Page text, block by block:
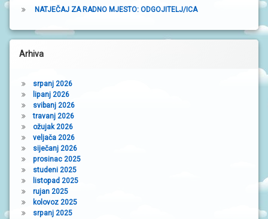
NATJEČAJ ZA RADNO MJESTO: ODGOJITELJ/ICA
Arhiva
srpanj 2026
lipanj 2026
svibanj 2026
travanj 2026
ožujak 2026
veljača 2026
siječanj 2026
prosinac 2025
studeni 2025
listopad 2025
rujan 2025
kolovoz 2025
srpanj 2025